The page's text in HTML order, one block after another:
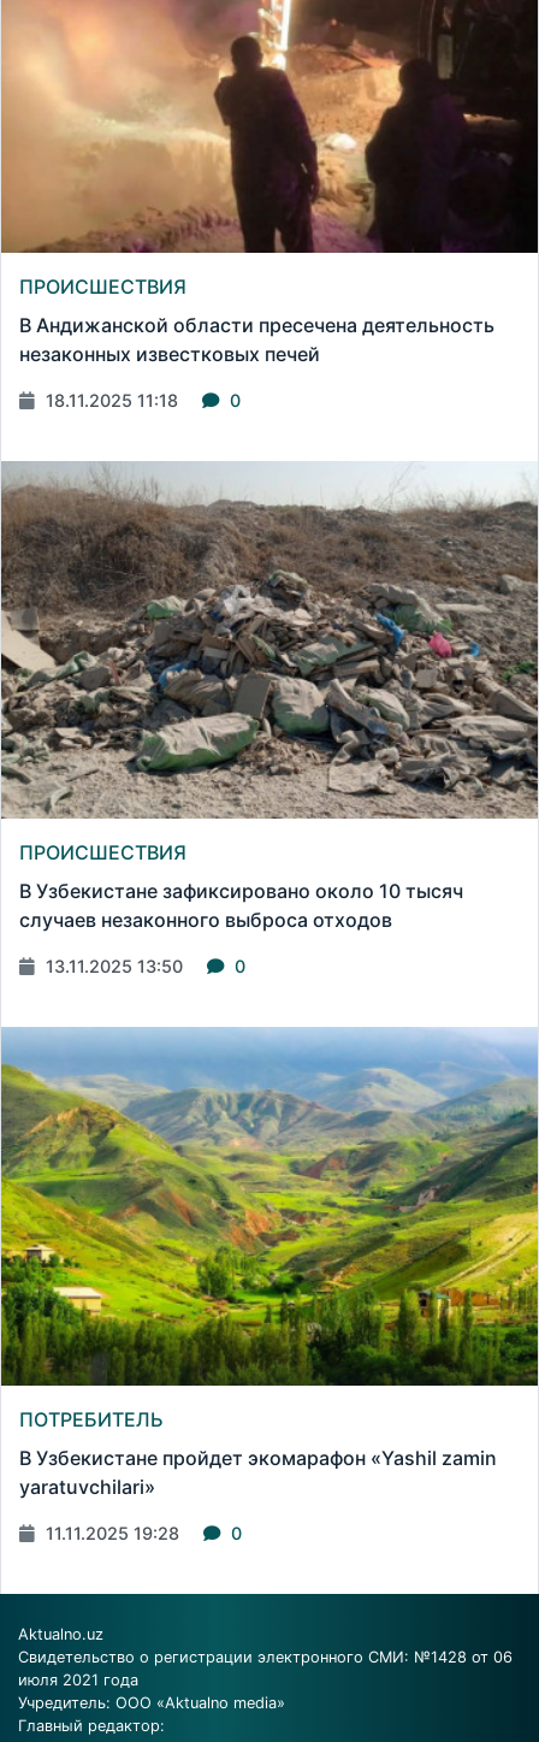
ПРОИСШЕСТВИЯ
В Андижанской области пресечена деятельность
незаконных известковых печей
18.11.2025 11:18 0
ПРОИСШЕСТВИЯ
В Узбекистане зафиксировано около 10 тысяч
случаев незаконного выброса отходов
13.11.2025 13:50 0
ПОТРЕБИТЕЛЬ
В Узбекистане пройдет экомарафон «Yashil zamin
yaratuvchilari»
11.11.2025 19:28 0
Aktualno.uz
Свидетельство о регистрации электронного СМИ: №1428 от 06
июля 2021 года
Учредитель: ООО «Aktualno media»
Главный редактор: